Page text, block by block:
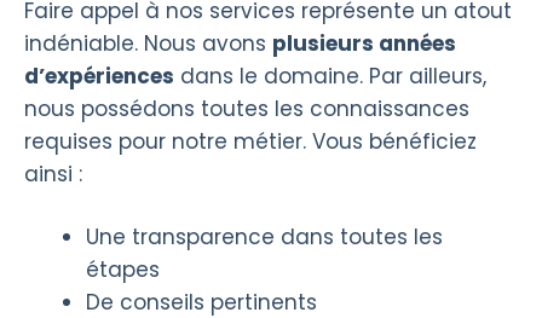
Faire appel à nos services représente un atout
indéniable. Nous avons plusieurs années
d’expériences dans le domaine. Par ailleurs,
nous possédons toutes les connaissances
requises pour notre métier. Vous bénéficiez
ainsi :
Une transparence dans toutes les
étapes
De conseils pertinents